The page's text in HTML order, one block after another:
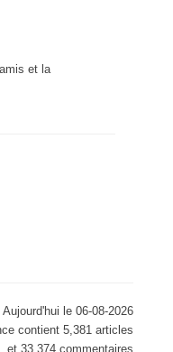
et la
Aujourd'hui le 06-08-2026
contient 5,381 articles
et 33,374 commentaires